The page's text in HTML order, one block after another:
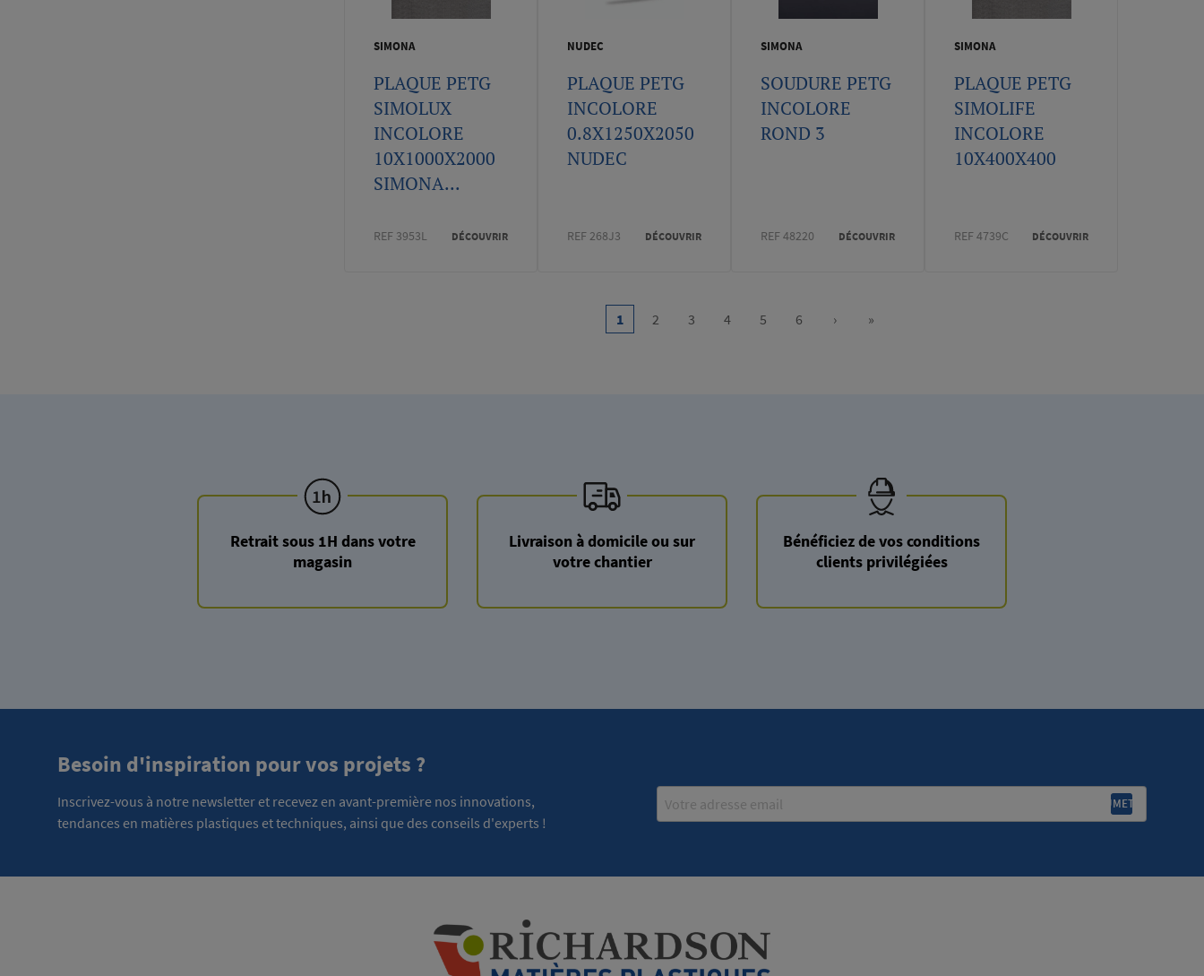
SIMONA
PLAQUE PETG
SIMOLUX
INCOLORE
10X1000X2000
SIMONA...
REF 3953L DÉCOUVRIR
NUDEC
PLAQUE PETG
INCOLORE
0.8X1250X2050
NUDEC
REF 268J3 DÉCOUVRIR
SIMONA
SOUDURE PETG
INCOLORE
ROND 3
REF 48220 DÉCOUVRIR
SIMONA
PLAQUE PETG
SIMOLIFE
INCOLORE
10X400X400
REF 4739C DÉCOUVRIR
Current
1 Page
2 Page
3 Page
4 Page
5 Page
6
Next
›
Last
»
Retrait sous 1H dans votre
magasin
Livraison à domicile ou sur
votre chantier
Bénéficiez de vos conditions
clients privilégiées
Besoin d'inspiration pour vos projets ?
Inscrivez-vous à notre newsletter et recevez en avant-première nos innovations,
tendances en matières plastiques et techniques, ainsi que des conseils d'experts !
Email